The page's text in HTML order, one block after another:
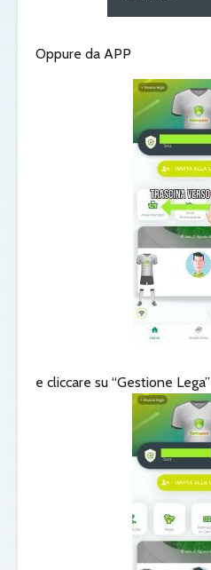
Oppure da APP
e cliccare su “Gestione Lega”